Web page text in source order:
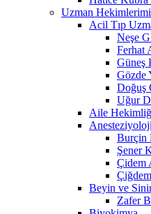
Uzman
Acil Tıp
Neşe
Ferhat
Doğuş
Uğur
Aile
Burçin
Şener
Çidem
Beyin ve
Zafer